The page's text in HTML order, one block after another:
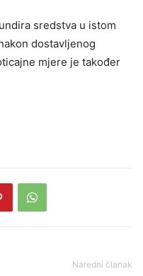
sredstva u istom
dostavljenog
mjere je također
Naredni članak